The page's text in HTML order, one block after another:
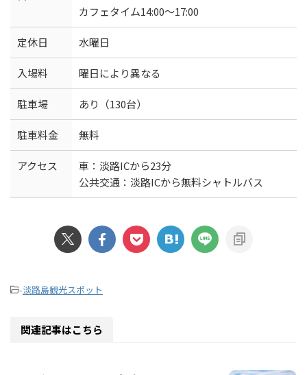
カフェタイム14:00～17:00
定休日 水曜日
入場料 曜日により異なる
駐車場 あり（130台）
駐車料金 無料
アクセス
車：淡路ICから23分
公共交通：淡路ICから無料シャトルバス
-淡路島観光スポット
関連記事はこちら